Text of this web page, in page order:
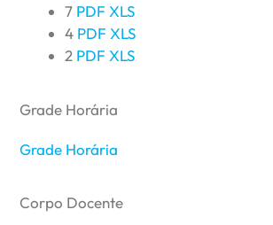
7 PDF XLS
4 PDF XLS
2 PDF XLS
Grade Horária
Grade Horária
Corpo Docente